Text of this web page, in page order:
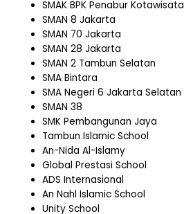
SMAK BPK Penabur Kotawisata
SMAN 8 Jakarta
SMAN 70 Jakarta
SMAN 28 Jakarta
SMAN 2 Tambun Selatan
SMA Bintara
SMA Negeri 6 Jakarta Selatan
SMAN 38
SMK Pembangunan Jaya
Tambun Islamic School
An-Nida Al-Islamy
Global Prestasi School
ADS Internasional
An Nahl Islamic School
Unity School